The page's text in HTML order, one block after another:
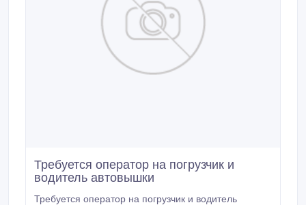
Требуется оператор на погрузчик и
водитель автовышки
Требуется оператор на погрузчик и водитель